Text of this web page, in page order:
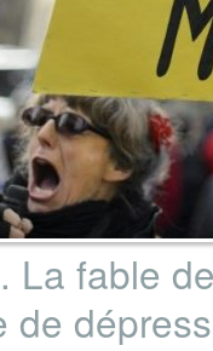
La fable
de